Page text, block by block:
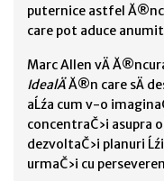
puternice astfel
care pot aduce
Marc Allen vÄ
IdealÄĂ®n care sÄ
aĹźa cum v-o
concentraČ›i asupra
dezvoltaČ›i planuri
urmaČ›i cu